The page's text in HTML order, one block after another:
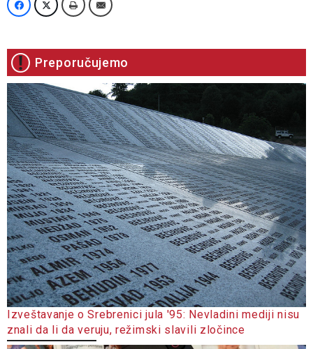
Preporučujemo
Izveštavanje o Srebrenici jula '95: Nevladini mediji nisu
znali da li da veruju, režimski slavili zločince